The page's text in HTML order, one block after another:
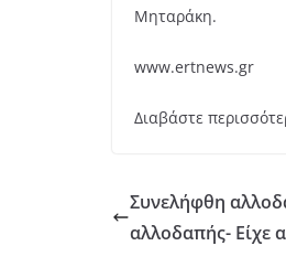
Μηταράκη.
www.ertnews.gr
Διαβάστε
Συνελήφθη
αλλοδαπής- Είχε